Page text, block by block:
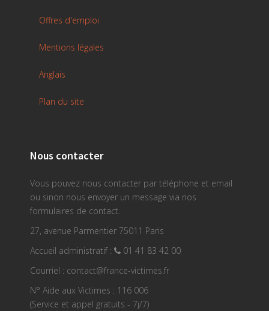
Offres d'emploi
Mentions légales
Anglais
Plan du site
Nous contacter
Vous pouvez nous contacter par téléphone et email
ou sinon nous envoyer un message via nos
formulaires de contact.
27, avenue Parmentier 75011 Paris
Accueil administratif :
01 41 83 42 00
Courriel : contact@france-victimes.fr
N° Aide aux Victimes : 116 006
(Service et appel gratuits - 7j/7)